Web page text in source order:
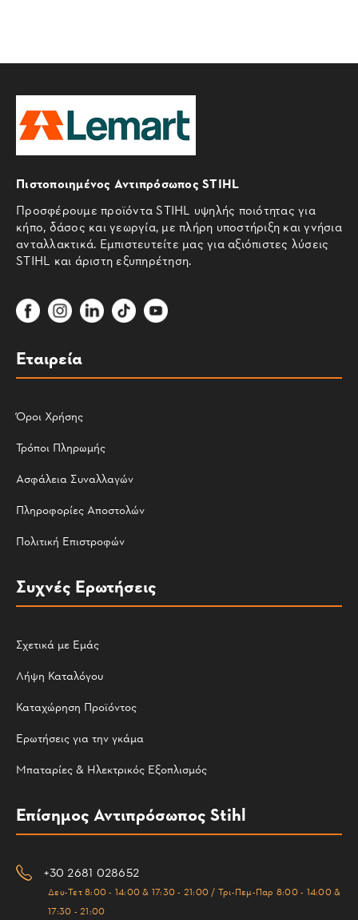
Πιστοποιημένος Αντιπρόσωπος STIHL
Προσφέρουμε προϊόντα STIHL υψηλής ποιότητας για
κήπο, δάσος και γεωργία, με πλήρη υποστήριξη και γνήσια
ανταλλακτικά. Εμπιστευτείτε μας για αξιόπιστες λύσεις
STIHL και άριστη εξυπηρέτηση.
Εταιρεία
Όροι Χρήσης
Τρόποι Πληρωμής
Ασφάλεια Συναλλαγών
Πληροφορίες Αποστολών
Πολιτική Επιστροφών
Συχνές Ερωτήσεις
Σχετικά με Εμάς
Λήψη Καταλόγου
Καταχώρηση Προϊόντος
Ερωτήσεις για την γκάμα
Μπαταρίες & Ηλεκτρικός Εξοπλισμός
Επίσημος Αντιπρόσωπος Stihl
+30 2681 028652
Δευ-Τετ 8:00 - 14:00 & 17:30 - 21:00 / Τρι-Πεμ-Παρ 8:00 - 14:00 &
17:30 - 21:00